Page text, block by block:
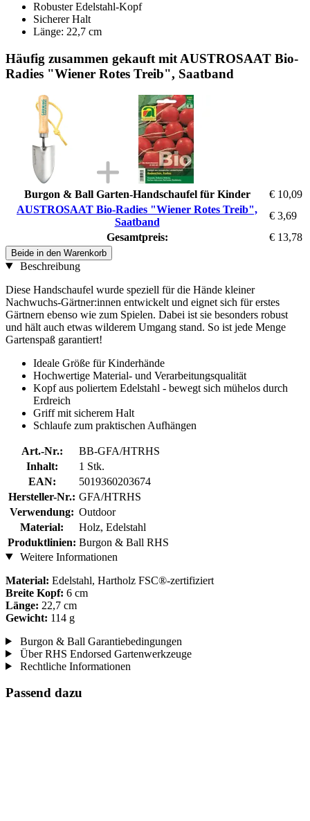
Robuster Edelstahl-Kopf
Sicherer Halt
Länge: 22,7 cm
Häufig zusammen gekauft mit AUSTROSAAT Bio-
Radies "Wiener Rotes Treib", Saatband
Burgon & Ball Garten-Handschaufel für Kinder
€ 10,09
AUSTROSAAT Bio-Radies "Wiener Rotes Treib",
Saatband
€ 3,69
Gesamtpreis:
€ 13,78
Beide in den Warenkorb
Beschreibung
Diese Handschaufel wurde speziell für die Hände kleiner
Nachwuchs-Gärtner:innen entwickelt und eignet sich für erstes
Gärtnern ebenso wie zum Spielen. Dabei ist sie besonders robust
und hält auch etwas wilderem Umgang stand. So ist jede Menge
Gartenspaß garantiert!
Ideale Größe für Kinderhände
Hochwertige Material- und Verarbeitungsqualität
Kopf aus poliertem Edelstahl - bewegt sich mühelos durch
Erdreich
Griff mit sicherem Halt
Schlaufe zum praktischen Aufhängen
Art.-Nr.:
BB-GFA/HTRHS
Inhalt:
1 Stk.
EAN:
5019360203674
Hersteller-Nr.: GFA/HTRHS
Verwendung: Outdoor
Material:
Holz, Edelstahl
Produktlinien: Burgon & Ball RHS
Weitere Informationen
Material: Edelstahl, Hartholz FSC®-zertifiziert
Breite Kopf: 6 cm
Länge: 22,7 cm
Gewicht: 114 g
Burgon & Ball Garantiebedingungen
Über RHS Endorsed Gartenwerkzeuge
Rechtliche Informationen
Passend dazu